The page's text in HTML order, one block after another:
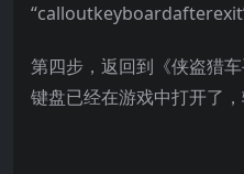
第四步，返回到《侠盗猎
键盘已经在游戏中打开了，